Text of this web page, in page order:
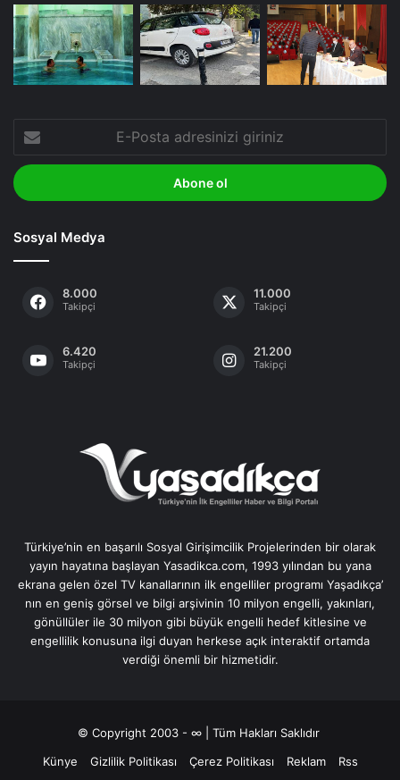
Posta
adresinizi
giriniz
Sosyal Medya
8.000
Takipçi
11.000
Takipçi
6.420
Takipçi
21.200
Takipçi
Türkiye’nin en başarılı Sosyal Girişimcilik Projelerinden bir olarak
yayın hayatına başlayan Yasadikca.com, 1993 yılından bu yana
ekrana gelen özel TV kanallarının ilk engelliler programı Yaşadıkça’
nın en geniş görsel ve bilgi arşivinin 10 milyon engelli, yakınları,
gönüllüler ile 30 milyon gibi büyük engelli hedef kitlesine ve
engellilik konusuna ilgi duyan herkese açık interaktif ortamda
verdiği önemli bir hizmetidir.
© Copyright 2003 - ∞ | Tüm Hakları Saklıdır
Künye
Gizlilik Politikası Çerez Politikası Reklam Rss